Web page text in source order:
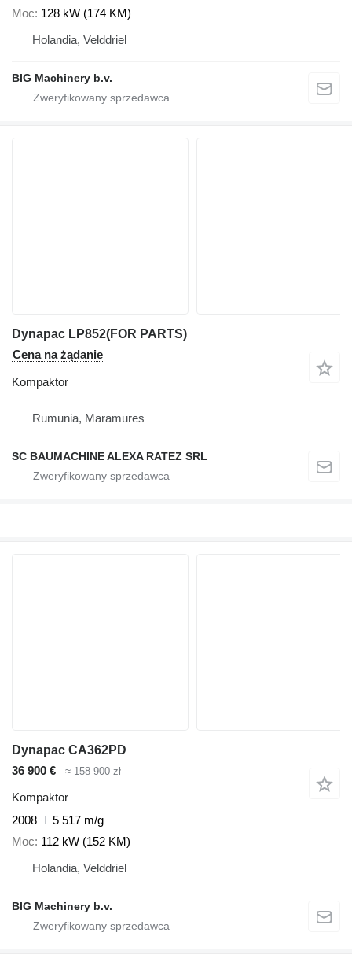
Moc 128 kW (174 KM)
Holandia, Velddriel
BIG Machinery b.v.
Dynapac LP852(FOR PARTS)
Cena na żądanie
Kompaktor
Rumunia, Maramures
SC BAUMACHINE ALEXA RATEZ SRL
Dynapac CA362PD
36 900 €
≈ 158 900 zł
Kompaktor
2008
5 517 m/g
Moc 112 kW (152 KM)
Holandia, Velddriel
BIG Machinery b.v.